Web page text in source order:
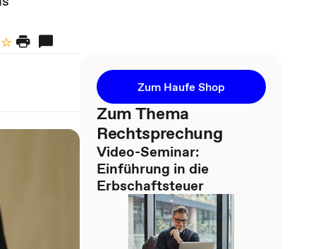
Zum Haufe Shop
Zum Thema
Rechtsprechung
Video-Seminar:
Einführung in die
Erbschaftsteuer